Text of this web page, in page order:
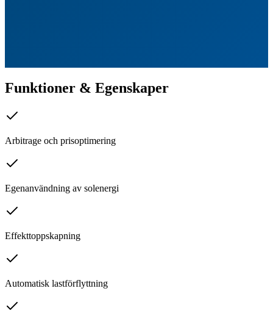
Funktioner & Egenskaper
Arbitrage och prisoptimering
Egenanvändning av solenergi
Effekttoppskapning
Automatisk lastförflyttning